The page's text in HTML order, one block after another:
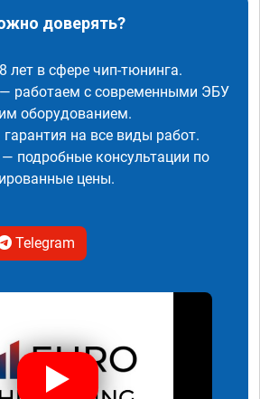
доверять?
лет в сфере чип-тюнинга.
— работаем с современными ЭБУ
оборудованием.
на все виды работ.
подробные консультации по
цены.
Telegram